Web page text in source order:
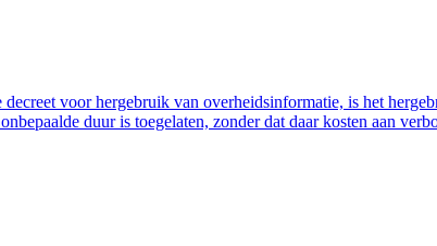
voor hergebruik van overheidsinformatie, is het
duur is toegelaten, zonder dat daar kosten aan